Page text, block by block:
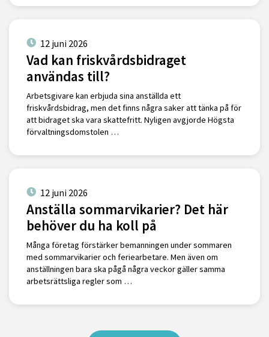
12 juni 2026
Vad kan friskvårdsbidraget
användas till?
Arbetsgivare kan erbjuda sina anställda ett
friskvårdsbidrag, men det finns några saker att tänka på för
att bidraget ska vara skattefritt. Nyligen avgjorde Högsta
förvaltningsdomstolen …
12 juni 2026
Anställa sommarvikarier? Det här
behöver du ha koll på
Många företag förstärker bemanningen under sommaren
med sommarvikarier och feriearbetare. Men även om
anställningen bara ska pågå några veckor gäller samma
arbetsrättsliga regler som …